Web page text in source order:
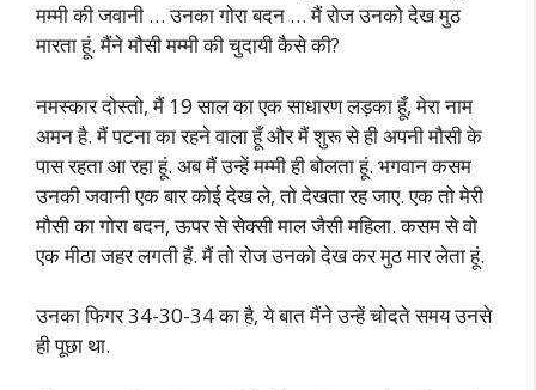
मम्मी की जवानी … उनका गोरा बदन … मैं रोज उनको देख मुठ
मारता हूं. मैंने मौसी मम्मी की चुदायी कैसे की?
नमस्कार दोस्तो, मैं 19 साल का एक साधारण लड़का हूँ, मेरा नाम
अमन है. मैं पटना का रहने वाला हूँ और मैं शुरू से ही अपनी मौसी के
पास रहता आ रहा हूं. अब मैं उन्हें मम्मी ही बोलता हूं. भगवान कसम
उनकी जवानी एक बार कोई देख ले, तो देखता रह जाए. एक तो मेरी
मौसी का गोरा बदन, ऊपर से सेक्सी माल जैसी महिला. कसम से वो
एक मीठा जहर लगती हैं. मैं तो रोज उनको देख कर मुठ मार लेता हूं.
उनका फिगर 34-30-34 का है, ये बात मैंने उन्हें चोदते समय उनसे
ही पूछा था.